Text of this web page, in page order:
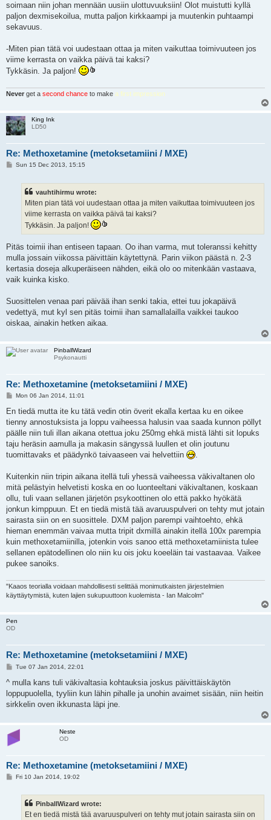
soimaan niin johan mennään uusiin ulottuvuuksiin! Olot muistutti kyllä
paljon dexmisekoilua, mutta paljon kirkkaampi ja muutenkin puhtaampi
sekavuus.
-Miten pian tätä voi uudestaan ottaa ja miten vaikuttaa toimivuuteen jos
viime kerrasta on vaikka päivä tai kaksi?
Tykkäsin. Ja paljon!
Never get a second chance to make a first impression
King Ink
LD50
Re: Methoxetamine (metoksetamiini / MXE)
PSun 15 Dec 2013, 15:15
vauhtihirmu wrote:
Miten pian tätä voi uudestaan ottaa ja miten vaikuttaa toimivuuteen jos
viime kerrasta on vaikka päivä tai kaksi?
Tykkäsin. Ja paljon!
Pitäs toimii ihan entiseen tapaan. Oo ihan varma, mut toleranssi kehitty
mulla jossain viikossa päivittäin käytettynä. Parin viikon päästä n. 2-3
kertasia doseja alkuperäiseen nähden, eikä olo oo mitenkään vastaava,
vaik kuinka kisko.
Suosittelen venaa pari päivää ihan senki takia, ettei tuu jokapäivä
vedettyä, mut kyl sen pitäs toimii ihan samallalailla vaikkei taukoo
oiskaa, ainakin hetken aikaa.
PinballWizard
Psykonautti
Re: Methoxetamine (metoksetamiini / MXE)
P
s
Mon 06 Jan 2014, 11:01
En tiedä mutta ite ku tätä vedin otin överit ekalla kertaa ku en oikee
tienny annostuksista ja loppu vaiheessa halusin vaa saada kunnon pöllyt
päälle niin tuli illan aikana otettua joku 250mg ehkä mistä lähti sit lopuks
taju heräsin aamulla ja makasin sängyssä luullen et olin joutunu
tuomittavaks et päädynkö taivaaseen vai helvettiin
.
Kuitenkin niin tripin aikana itellä tuli yhessä vaiheessa väkivaltanen olo
mitä pelästyin helvetisti koska en oo luonteeltani väkivaltanen, koskaan
ollu, tuli vaan sellanen järjetön psykoottinen olo että pakko hyökätä
jonkun kimppuun. Et en tiedä mistä tää avaruuspulveri on tehty mut jotain
sairasta siin on en suosittele. DXM paljon parempi vaihtoehto, ehkä
hieman enemmän vaivaa mutta tripit dxmillä ainakin itellä 100x parempia
kuin methoxetamiinilla, jotenkin vois sanoo että methoxetamiinista tulee
sellanen epätodellinen olo niin ku ois joku koeeläin tai vastaavaa. Vaikee
pukee sanoiks.
"Kaaos teorialla voidaan mahdollisesti selittää monimutkaisten järjestelmien
käyttäytymistä, kuten lajien sukupuuttoon kuolemista - Ian Malcolm"
Pen
OD
Re: Methoxetamine (metoksetamiini / MXE)
P
s
Tue 07 Jan 2014, 22:01
^ mulla kans tuli väkivaltasia kohtauksia joskus päivittäiskäytön
loppupuolella, tyyliin kun lähin pihalle ja unohin avaimet sisään, niin heitin
sirkkelin oven ikkunasta läpi jne.
Neste
OD
Re: Methoxetamine (metoksetamiini / MXE)
PFri 10 Jan 2014, 19:02
PinballWizard wrote:
Et en tiedä mistä tää avaruuspulveri on tehty mut jotain sairasta siin on